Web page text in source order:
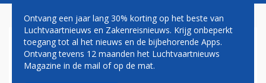
IAG
Ontvang een jaar lang 30% korting op het beste van
Luchtvaartnieuws en Zakenreisnieuws. Krijg onbeperkt
toegang tot al het nieuws en de bijbehorende Apps.
Ontvang tevens 12 maanden het Luchtvaartnieuws
Magazine in de mail of op de mat.